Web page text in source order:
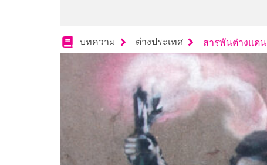
บทความ ต่างประเทศ สารพันต่างแดน